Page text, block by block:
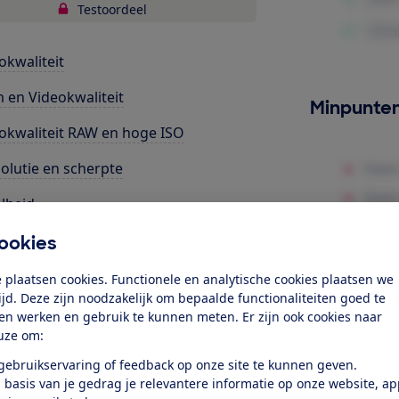
plaatsen cookies. Functionele en analytische cookies plaatsen we
Deze zijn noodzakelijk om bepaalde functionaliteiten goed te
werken en gebruik te kunnen meten. Er zijn ook cookies naar
om:
of feedback op onze site te kunnen geven.
basis van je gedrag je relevantere informatie op onze website,
Testoordeel
en Videokwaliteit
RAW en hoge ISO
en scherpte
en zoeker
toegang tot deze test?